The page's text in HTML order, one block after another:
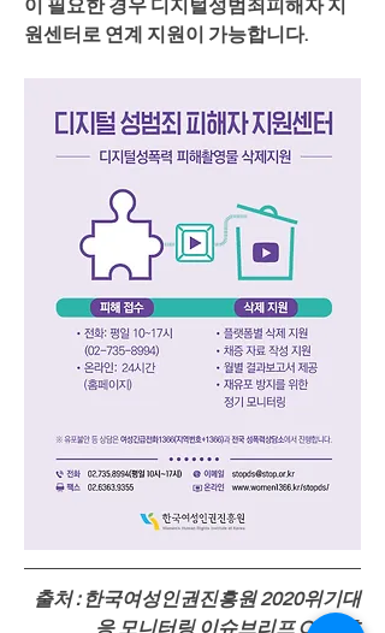
이 필요한 경우 디지털성범죄피해자 지
원센터로 연계 지원이 가능합니다.
출처 : 한국여성인권진흥원 2020위기대
응 모니터링 이슈브리프 ON.1호